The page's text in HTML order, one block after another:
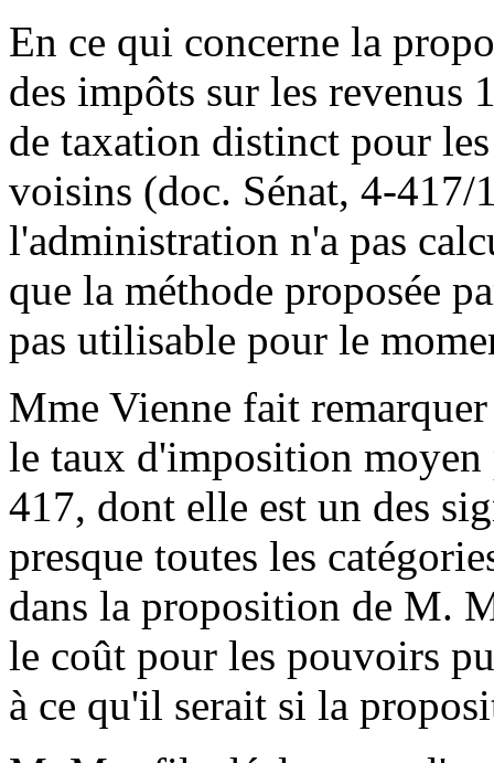
En ce qui concerne la
des impôts sur les
de taxation distinct pour
voisins (doc. Sénat, 4-417/
l'administration n'a pas
que la méthode proposée
pas utilisable pour le
Mme Vienne fait
le taux d'imposition
417, dont elle est un des
presque toutes les
dans la proposition de M.
le coût pour les pouvoirs
à ce qu'il serait si la